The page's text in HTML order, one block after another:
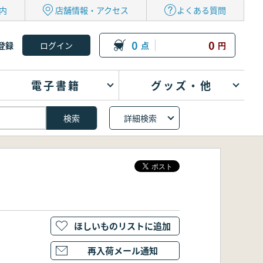
店舗情報・アクセス よくある質問
録 0 点 0 円
電子書籍 グッズ・他
詳細検索
ほしいものリストに追加
再入荷メール通知